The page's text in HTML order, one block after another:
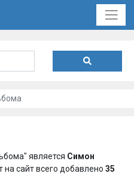
является Симон
на сайт всего добавлено 35